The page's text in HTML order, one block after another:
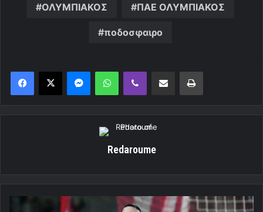
ΟΛΥΜΠΙΑΚΟΣ ΠΑΕ ΟΛΥΜΠΙΑΚΟΣ
ποδοσφαιρο
MessengerWhatsAppViber Κοινοποίηση μέσω ηλεκτρονικού ταχυδρομείουΕκτύπωση
Redaroume
Ποντένσε: